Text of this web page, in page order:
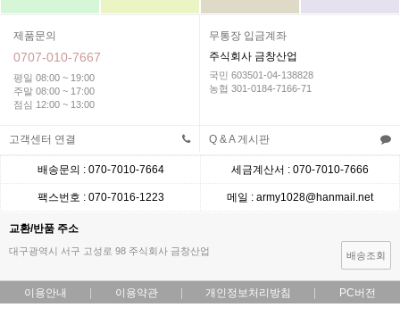
제품문의
0707-010-7667
평일 08:00 ~ 19:00
주말 08:00 ~ 17:00
점심 12:00 ~ 13:00
무통장 입금계좌
주식회사 금창산업
국민 603501-04-138828
농협 301-0184-7166-71
고객센터 연결 Q & A 게시판
배송문의 : 070-7010-7664 세금계산서 : 070-7010-7666
팩스번호 : 070-7016-1223 메일 : army1028@hanmail.net
교환/반품 주소
대구광역시 서구 고성로 98 주식회사 금창산업 배송조회
이용안내 이용약관 개인정보처리방침 PC버전